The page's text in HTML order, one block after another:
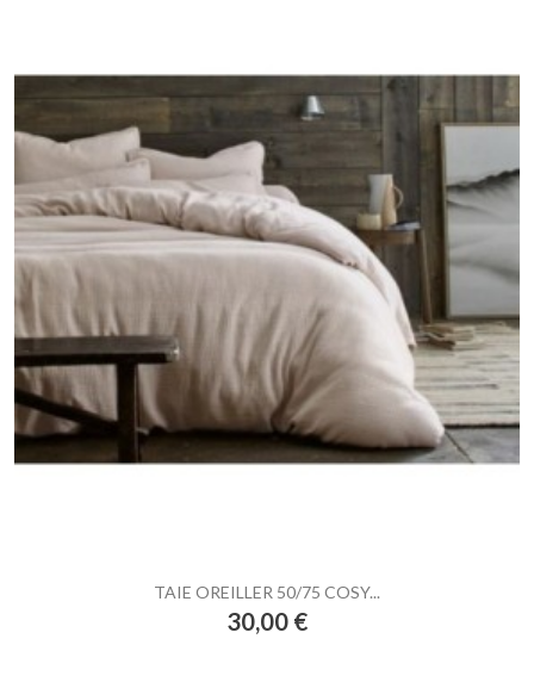
TAIE OREILLER 50/75 COSY...
Prix
30,00 €